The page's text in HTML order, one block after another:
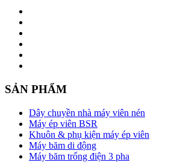
SẢN PHẨM
Dây chuyền nhà máy viên nén
Máy ép viên BSR
Khuôn & phụ kiện máy ép viên
Máy băm di động
Máy băm trống điện 3 pha